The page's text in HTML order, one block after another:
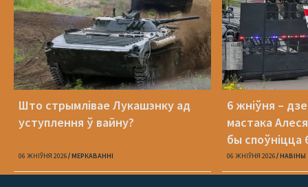
Што стрымлівае Лукашэнку ад
уступлення ў вайну?
06 ЖНІЎНЯ 2026 МЕРКАВАННI
6 жніўня –
мастака
бы споўніцца
06 ЖНІЎНЯ 2026 НАВІНЫ